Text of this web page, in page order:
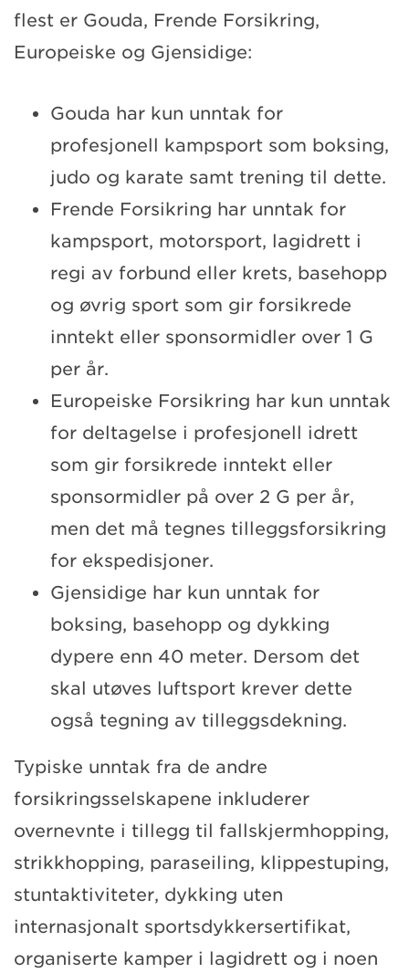
flest er Gouda, Frende Forsikring,
Europeiske og Gjensidige:
Gouda har kun unntak for
profesjonell kampsport som boksing,
judo og karate samt trening til dette.
Frende Forsikring har unntak for
kampsport, motorsport, lagidrett i
regi av forbund eller krets, basehopp
og øvrig sport som gir forsikrede
inntekt eller sponsormidler over 1 G
per år.
Europeiske Forsikring har kun unntak
for deltagelse i profesjonell idrett
som gir forsikrede inntekt eller
sponsormidler på over 2 G per år,
men det må tegnes tilleggsforsikring
for ekspedisjoner.
Gjensidige har kun unntak for
boksing, basehopp og dykking
dypere enn 40 meter. Dersom det
skal utøves luftsport krever dette
også tegning av tilleggsdekning.
Typiske unntak fra de andre
forsikringsselskapene inkluderer
overnevnte i tillegg til fallskjermhopping,
strikkhopping, paraseiling, klippestuping,
stuntaktiviteter, dykking uten
internasjonalt sportsdykkersertifikat,
organiserte kamper i lagidrett og i noen